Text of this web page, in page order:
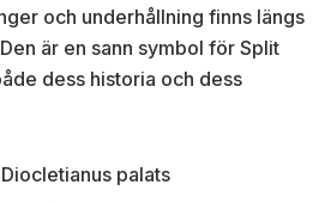
och underhållning finns längs
är en sann symbol för Split
dess historia och dess